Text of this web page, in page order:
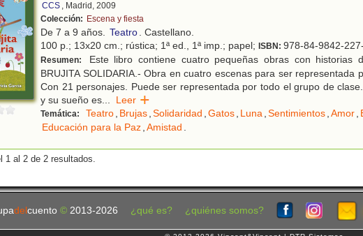
CCS , Madrid, 2009
Colección: Escena y fiesta
De 7 a 9 años. Teatro. Castellano.
100 p.; 13x20 cm.; rústica; 1ª ed., 1ª imp.; papel; ISBN: 978-84-9842-
Resumen:
Este libro contiene cuatro pequeñas obras con historias
BRUJITA SOLIDARIA.- Obra en cuatro escenas para ser representada
Con 21 personajes. Puede ser representada por todo el grupo de
y su sueño es... Leer
Temática: Teatro, Brujas,Solidaridad ,Gatos, Luna,Sentimientos,Amor,
Educación para la Paz,Amistad .
1 al 2 de 2 resultados.
del cuento © 2013-2026 ¿qué es? ¿quiénes somos?